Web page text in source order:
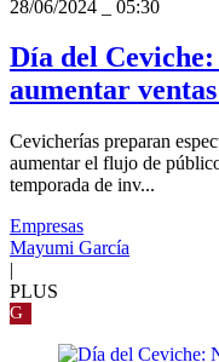
28/06/2024
05:30
Día del
aumentar
Cevicherías preparan
aumentar el flujo de
temporada de inv...
Empresas
Mayumi García
|
PLUS
G